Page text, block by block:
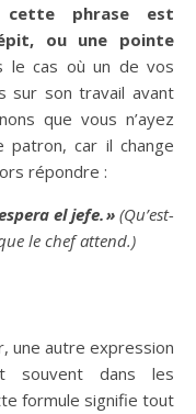
phrase est
ou une pointe
le cas où un de vos
sur son travail avant
que vous n’ayez
patron, car il change
répondre :
el jefe.»(Qu’est-
le chef attend.)
une autre expression
souvent dans les
formule signifie tout